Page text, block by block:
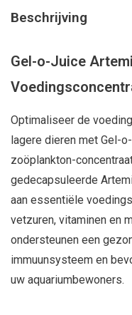
Beschrijving
Gel-o-Juice
Optimaliseer de
lagere dieren met Gel-
zoöplankton-
gedecapsuleerde
aan essentiële
vetzuren, vitaminen en
ondersteunen een
immuunsysteem en
uw aquariumbewoners.